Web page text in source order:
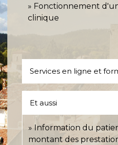
Fonctionnement
clinique
Services en ligne et
Et aussi
Information du
montant des